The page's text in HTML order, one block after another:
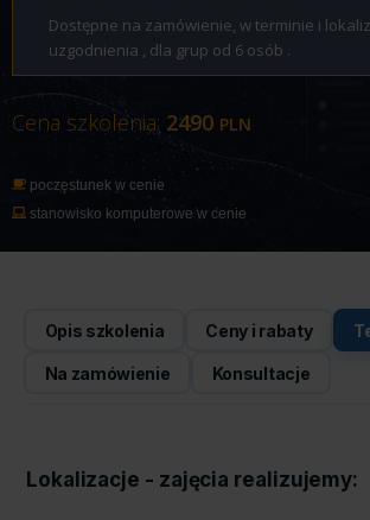
Dostępne na zamówienie, w terminie i
uzgodnienia , dla grup od 6 osób .
Cena szkolenia: 2490 PLN
poczęstunek w cenie
stanowisko komputerowe w cenie
Opis szkolenia Ceny i rabaty
Na zamówienie Konsultacje
Lokalizacje - zajęcia realizujemy: